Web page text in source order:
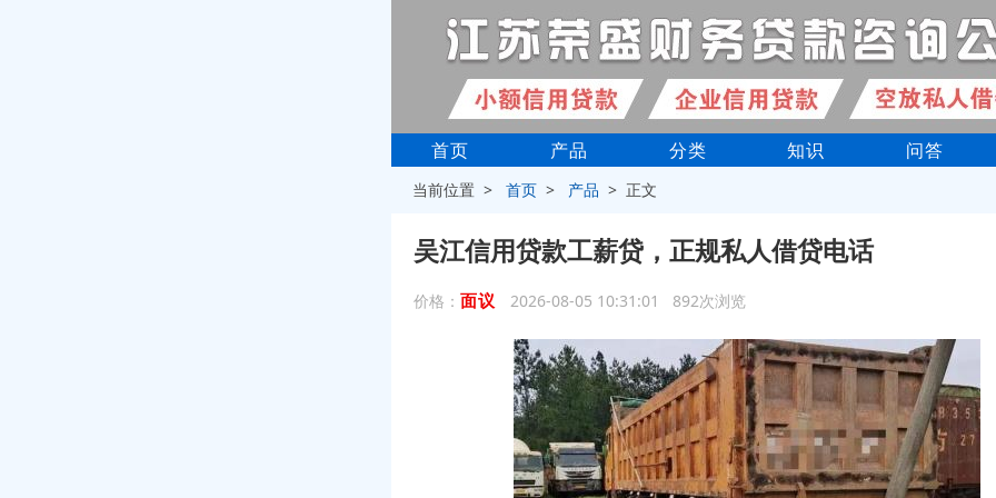
首页 产品 分类 知识 问答
当前位置 >首页 > 产品 > 正文
吴江信用贷款工薪贷，正规私人借贷电话
价格： 面议 2026-08-05 10:31:01 892次浏览